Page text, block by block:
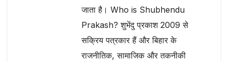
जाता है। Who is Shubhendu
Prakash? शुभेंदु प्रकाश 2009 से
सक्रिय पत्रकार हैं और बिहार के
राजनीतिक, सामाजिक और तकनीकी